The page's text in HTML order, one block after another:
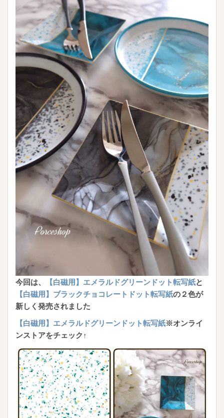
今回は、 【白磁用】エメラルドグリーンドット転写紙と
【白磁用】ブラックチョコレートドット転写紙の２色が
新しく発売されました
【白磁用】エメラルドグリーンドット転写紙※オンライ
ンストアをチェック↑